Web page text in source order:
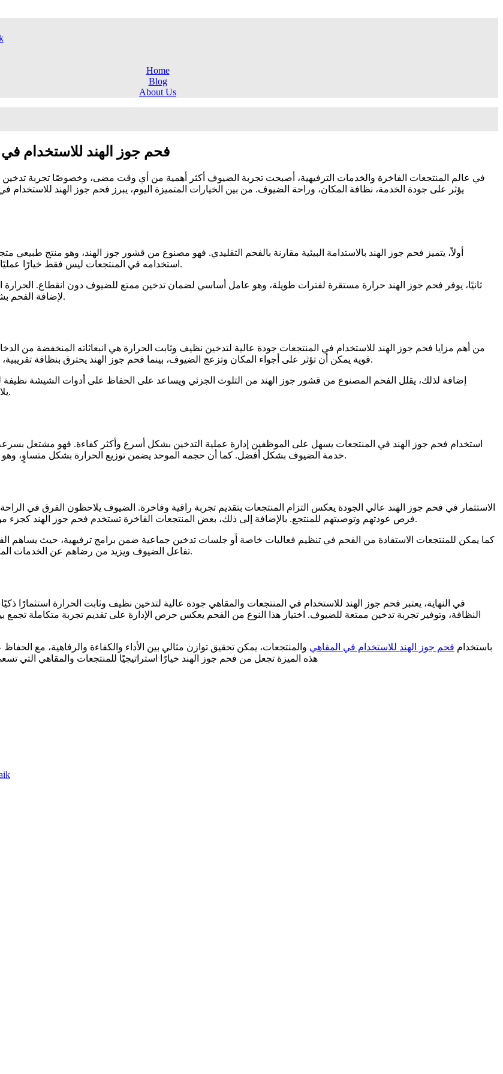
Home
Blog
About Us
فحم جوز الهند للاستخدام
في عالم المنتجعات الفاخرة والخدمات الترفيهية، أصبحت تجربة الضيوف أكثر أهمية من أي وقت مضى، وخصوصًا تجربة
يؤثر على جودة الخدمة، نظافة المكان، وراحة الضيوف. من بين الخيارات المتميزة اليوم، يبرز فحم جوز الهند
أولاً، يتميز فحم جوز الهند بالاستدامة البيئية مقارنة بالفحم التقليدي. فهو مصنوع من قشور جوز الهند، وهو منتج طبيعي
استخدامه في المنتجعات ليس فقط خيارًا عمليًا بل أيضًا مسؤولية بيئية تواكب التوجهات العالمية للحفاظ على الموارد الطبيعية.
ثانيًا، يوفر فحم جوز الهند حرارة مستقرة لفترات طويلة، وهو عامل أساسي لضمان تدخين ممتع للضيوف دون انقطاع. الحرارة
لإضافة الفحم بشكل متكرر، مما يسهم في تقديم خدمة أكثر احترافية وسلاسة داخل المنتجعات.
من أهم مزايا فحم جوز الهند للاستخدام في المنتجعات جودة عالية لتدخين نظيف وثابت الحرارة هي انبعاثاته المنخفضة من
قوية يمكن أن تؤثر على أجواء المكان وتزعج الضيوف، بينما فحم جوز الهند يحترق بنظافة تقريبية، ويقلل من تأثير الروائح المزعجة، مما يضمن بيئة هادئة وصحية داخل المنتجعات.
إضافة لذلك، يقلل الفحم المصنوع من قشور جوز الهند من التلوث الجزئي ويساعد على الحفاظ على أدوات الشيشة
يلاحظون جودة عالية في كل تفصيلة، بدءًا من الشيشة نفسها وحتى أجواء المكان.
استخدام فحم جوز الهند في المنتجعات يسهل على الموظفين إدارة عملية التدخين بشكل أسرع وأكثر كفاءة. فهو مشتعل بسرعة،
خدمة الضيوف بشكل أفضل. كما أن حجمه الموحد يضمن توزيع الحرارة بشكل متساوٍ، وهو أمر مهم لضمان تدخين متجانس دون أي مفاجآت أو مشاكل أثناء تقديم الخدمة.
الاستثمار في فحم جوز الهند عالي الجودة يعكس التزام المنتجعات بتقديم تجربة راقية وفاخرة. الضيوف يلاحظون الفرق في
فرص عودتهم وتوصيتهم للمنتجع. بالإضافة إلى ذلك، بعض المنتجعات الفاخرة تستخدم فحم جوز الهند كجزء من تجربة ترفيهية متكاملة، مما يضيف قيمة إضافية للعروض والخدمات المقدمة.
كما يمكن للمنتجعات الاستفادة من الفحم في تنظيم فعاليات خاصة أو جلسات تدخين جماعية ضمن برامج ترفيهية، حيث يساهم
تفاعل الضيوف ويزيد من رضاهم عن الخدمات المقدمة، مما يجعل المكان أكثر جذبًا للزوار الباحثين عن رفاهية واسترخاء حقيقي.
في النهاية، يعتبر فحم جوز الهند للاستخدام في المنتجعات والمقاهي جودة عالية لتدخين نظيف وثابت الحرارة استثمارًا ذكيًا
النظافة، وتوفير تجربة تدخين ممتعة للضيوف. اختيار هذا النوع من الفحم يعكس حرص الإدارة على تقديم تجربة متكاملة تجمع
باستخدام فحم جوز الهند للاستخدام في المقاهي والمنتجعات، يمكن تحقيق توازن مثالي بين الأداء والكفاءة والرفاهية، مع
هذه الميزة تجعل من فحم جوز الهند خيارًا استراتيجيًا للمنتجعات والمقاهي